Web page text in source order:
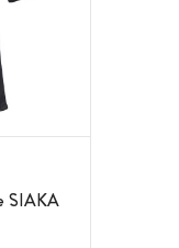
SIAKA